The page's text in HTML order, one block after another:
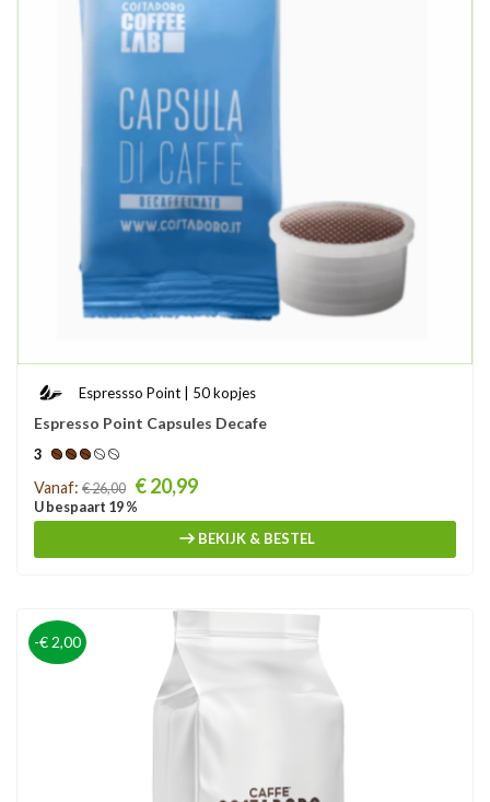
Espressso Point | 50 kopjes
Espresso Point Capsules Decafe
3
Prijs
Vanaf: € 26,00 € 20,99
U bespaart 19 %
BEKIJK & BESTEL
-€ 2,00